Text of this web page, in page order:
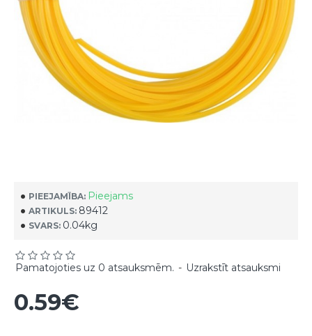
PIEEJAMĪBA: Pieejams
ARTIKULS: 89412
SVARS: 0.04kg
Pamatojoties uz 0 atsauksmēm. - Uzrakstīt atsauksmi
0.59€